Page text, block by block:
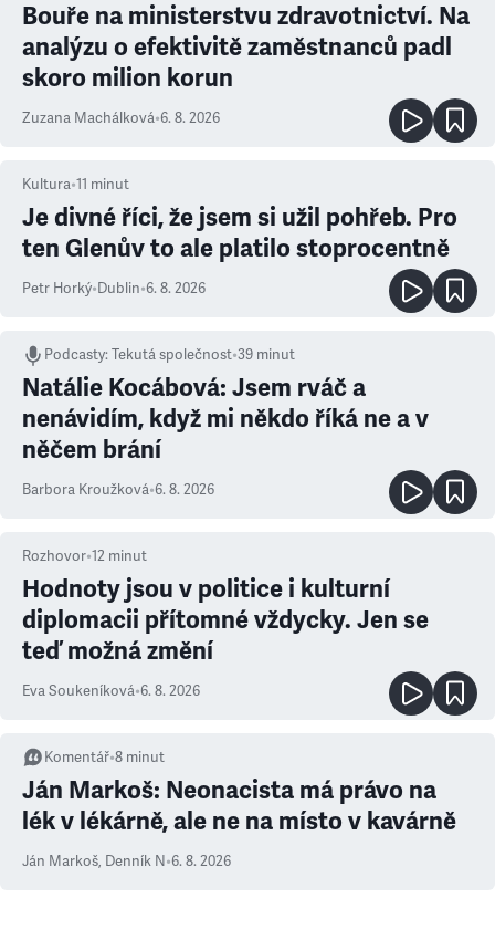
Bouře na ministerstvu zdravotnictví. Na
analýzu o efektivitě zaměstnanců padl
skoro milion korun
Zuzana Machálková•6. 8. 2026
Kultura•11 minut
Je divné říci, že jsem si užil pohřeb. Pro
ten Glenův to ale platilo stoprocentně
Petr Horký•Dublin•6. 8. 2026
Podcasty:Tekutá společnost•39 minut
Natálie Kocábová: Jsem rváč a
nenávidím, když mi někdo říká ne a v
něčem brání
Barbora Kroužková•6. 8. 2026
Rozhovor•12 minut
Hodnoty jsou v politice i kulturní
diplomacii přítomné vždycky. Jen se
teď možná změní
Eva Soukeníková•6. 8. 2026
Komentář•8 minut
Ján Markoš: Neonacista má právo na
lék v lékárně, ale ne na místo v kavárně
Ján Markoš, Denník N•6. 8. 2026